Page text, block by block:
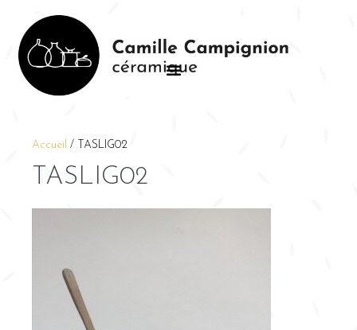
Accueil / TASLIG02
TASLIG02